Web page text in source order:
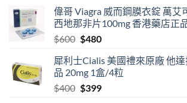
$529
through
偉哥 Viagra 威而鋼膜衣錠 萬艾
西地那非片100mg 香港藥店正
$600 Original
was:
$600.
$480Current
is:
$480.
犀利士Cialis 美國禮來原廠 他
品 20mg 1盒/4粒
$400 Original
$399Current